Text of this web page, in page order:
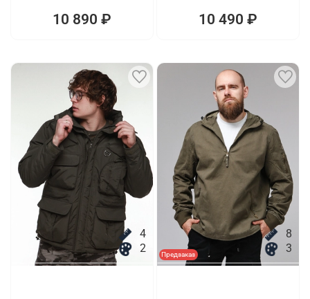
10 890 ₽ 10 490 ₽
4
2
Предзаказ
8
3